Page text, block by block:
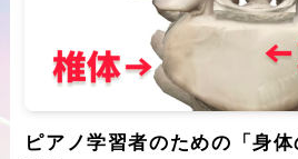
ピアノ学習者のための「身